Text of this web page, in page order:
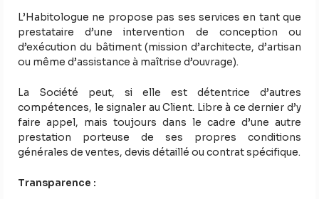
L’Habitologue ne propose pas ses services en tant que
prestataire d’une intervention de conception ou
d’exécution du bâtiment (mission d’architecte, d’artisan
ou même d’assistance à maîtrise d’ouvrage).
La Société peut, si elle est détentrice d’autres
compétences, le signaler au Client. Libre à ce dernier d’y
faire appel, mais toujours dans le cadre d’une autre
prestation porteuse de ses propres conditions
générales de ventes, devis détaillé ou contrat spécifique.
Transparence :